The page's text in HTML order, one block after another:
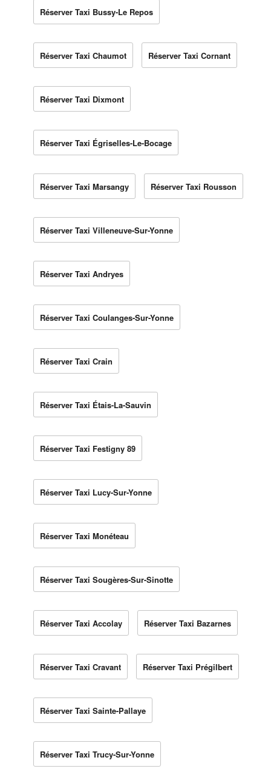
Réserver Taxi Bussy-Le Repos
Réserver Taxi Chaumot Réserver Taxi Cornant
Réserver Taxi Dixmont
Réserver Taxi Égriselles-Le-Bocage
Réserver Taxi Marsangy Réserver Taxi Rousson
Réserver Taxi Villeneuve-Sur-Yonne
Réserver Taxi Andryes
Réserver Taxi Coulanges-Sur-Yonne
Réserver Taxi Crain
Réserver Taxi Étais-La-Sauvin
Réserver Taxi Festigny 89
Réserver Taxi Lucy-Sur-Yonne
Réserver Taxi Monéteau
Réserver Taxi Sougères-Sur-Sinotte
Réserver Taxi Accolay Réserver Taxi Bazarnes
Réserver Taxi Cravant Réserver Taxi Prégilbert
Réserver Taxi Sainte-Pallaye
Réserver Taxi Trucy-Sur-Yonne